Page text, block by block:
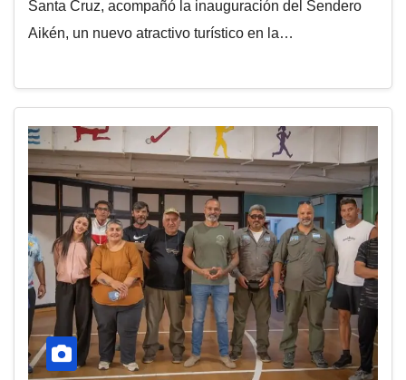
Santa Cruz, acompañó la inauguración del Sendero
Aikén, un nuevo atractivo turístico en la…